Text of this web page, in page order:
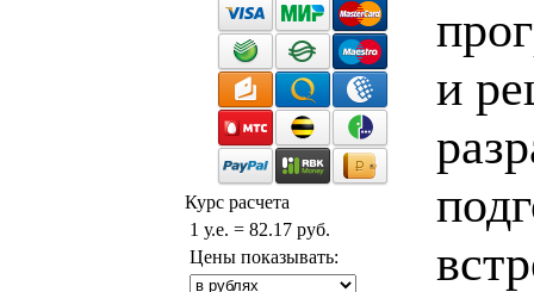
Курс расчета
1 у.е. = 82.17 руб.
Цены показывать:
и